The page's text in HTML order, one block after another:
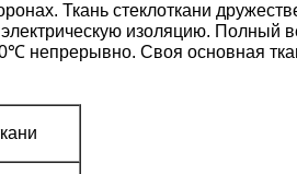
Ткань стеклоткани
изоляцию. Полный
непрерывно. Своя основная